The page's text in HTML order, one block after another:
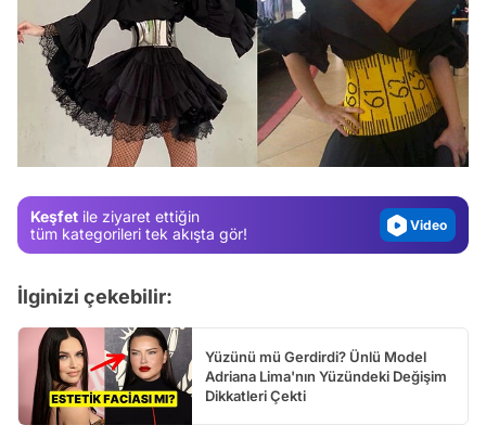
Keşfet ile ziyaret ettiğin
tüm kategorileri tek akışta gör!
Video
Test
Gündem
Video
İlginizi çekebilir:
Yüzünü mü Gerdirdi? Ünlü Model
Adriana Lima'nın Yüzündeki Değişim
Dikkatleri Çekti